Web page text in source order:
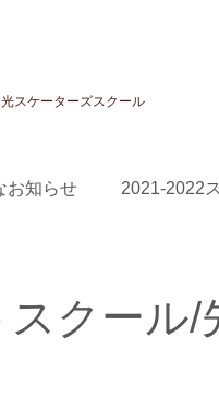
光スケーターズスクール
お知らせ 2021-2022
クール/